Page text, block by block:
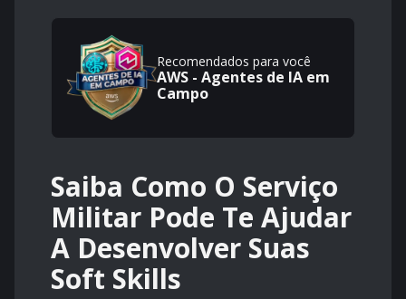
Recomendados para você
AWS - Agentes de IA em
Campo
Saiba Como O Serviço
Militar Pode Te Ajudar
A Desenvolver Suas
Soft Skills